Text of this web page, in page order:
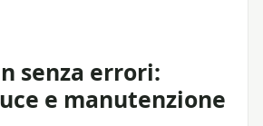
senza errori:
e manutenzione